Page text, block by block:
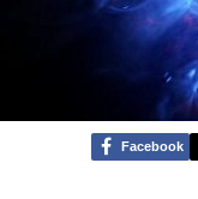
Facebook